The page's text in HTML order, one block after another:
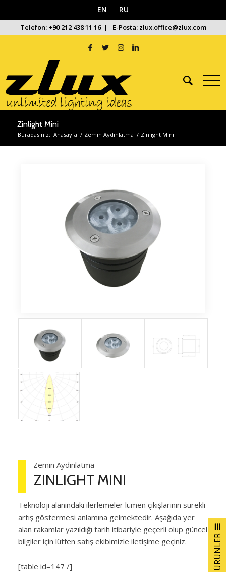
EN RU
Telefon: +90 212 438 11 16 | E-Posta: zlux.office@zlux.com
Zinlight Mini
Buradasınız: Anasayfa / Zemin Aydınlatma / Zinlight Mini
Zemin Aydınlatma
ZINLIGHT MINI
Teknoloji alanındaki ilerlemeler lümen çıkışlarının sürekli
artış göstermesi anlamına gelmektedir. Aşağıda yer
alan rakamlar yazıldığı tarih itibariyle geçerli olup güncel
bilgiler için lütfen satış ekibimizle iletişime geçiniz.
[table id=147 /] ÜRÜNLER